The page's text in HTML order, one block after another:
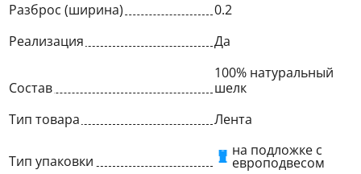
Разброс (ширина)
0.2
Реализация
Да
Состав
100% натуральный
шелк
Тип товара
Лента
Тип упаковки
на подложке с
европодвесом